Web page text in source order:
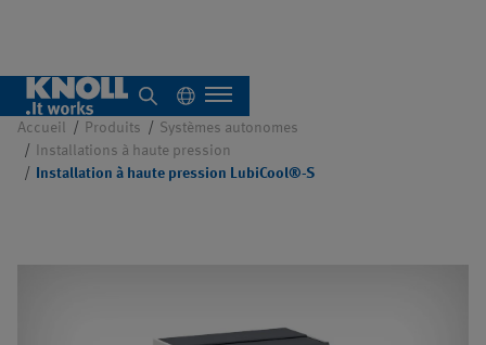
Accueil Produits
Systèmes autonomes
Installations à haute pression
Installation à haute pression LubiCool®-S